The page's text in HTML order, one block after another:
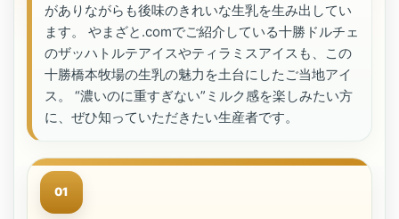
がありながらも後味のきれいな生乳を生み出してい
ます。 やまざと.comでご紹介している十勝ドルチェ
のザッハトルテアイスやティラミスアイスも、この
十勝橋本牧場の生乳の魅力を土台にしたご当地アイ
ス。 “濃いのに重すぎない”ミルク感を楽しみたい方
に、ぜひ知っていただきたい生産者です。
01